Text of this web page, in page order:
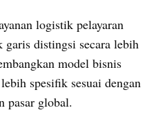
logistik pelayaran
garis distingsi secara lebih
model bisnis
spesifik sesuai dengan
pasar global.